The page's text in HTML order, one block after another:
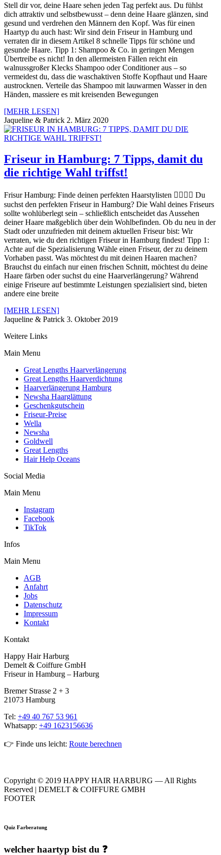
Stell dir vor, deine Haare sehen jeden Tag perfekt aus. Du fühlst
dich attraktiv und selbstbewusst – denn deine Haare glänzen, sind
gesund und verdrehen den Männern den Kopf. Was für einen
Haartyp du auch hast: Wir sind dein Friseur in Hamburg und
verraten dir in diesem Artikel 8 schnelle Tipps für schöne und
gesunde Haare. Tipp 1: Shampoo & Co. in geringen Mengen
Übertreibe es nicht! In den allermeisten Fällen reicht ein
walnussgroßer Klecks Shampoo oder Conditioner aus – so
vermeidest du, dass die waschaktiven Stoffe Kopfhaut und Haare
austrocknen. Verteile das Shampoo mit lauwarmen Wasser in den
Händen, massiere es mit kreisenden Bewegungen
[MEHR LESEN]
Jaqueline & Patrick 2. März 2020
Friseur in Hamburg: 7 Tipps, damit du
die richtige Wahl triffst!
Frisur Hamburg: Finde deinen perfekten Haarstylisten 💇‍♀️💇‍♂️ Du
suchst den perfekten Friseur in Hamburg? Die Wahl deines Friseurs
sollte wohlüberlegt sein – schließlich entscheidet das Aussehen
deiner Haare maßgeblich über dein Wohlbefinden. Ob du neu in der
Stadt oder unzufrieden mit deinem aktuellen Friseur bist: Wir
verraten, wie du den richtigen Friseur in Hamburg findest! Tipp 1:
Achte auf die Spezialisierung Wähle einen Friseur, der zu deinem
Vorhaben passt. Was möchtest du mit deinen Haaren machen?
Brauchst du einfach nur einen frischen Schnitt, möchtest du deine
Haare färben oder suchst du eine Haarverlängerung? Während
einige Friseure auf bestimmte Leistungen spezialisiert sind, bieten
andere eine breite
[MEHR LESEN]
Jaqueline & Patrick 3. Oktober 2019
Weitere Links
Main Menu
Great Lengths Haarverlängerung
Great Lengths Haarverdichtung
Haarverlängerung Hamburg
Newsha Haarglättung
Geschenkgutschein
Friseur-Preise
Wella
Newsha
Goldwell
Great Lengths
Hair Help Oceans
Social Media
Main Menu
Instagram
Facebook
TikTok
Infos
Main Menu
AGB
Anfahrt
Jobs
Datenschutz
Impressum
Kontakt
Kontakt
Happy Hair Harburg
Demelt & Coiffure GmbH
Friseur in Hamburg – Harburg
Bremer Strasse 2 + 3
21073 Hamburg
Tel: +49 40 767 53 961
Whatsapp: +49 1623156636
👉 Finde uns leicht: Route berechnen
Copyright © 2019 HAPPY HAIR HARBURG — All Rights
Reserved | DEMELT & COIFFURE GMBH
FOOTER
Quiz Farberatung
welcher haartyp bist du ❓